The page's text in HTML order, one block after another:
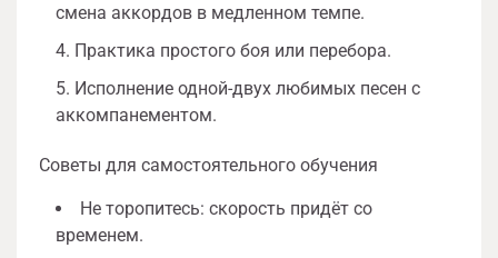
смена аккордов в медленном темпе.
Практика простого боя или перебора.
Исполнение одной-двух любимых песен с
аккомпанементом.
Советы для самостоятельного обучения
Не торопитесь: скорость придёт со
временем.